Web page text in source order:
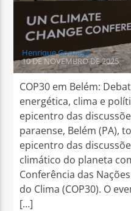
Henrique Gonzaga
10 DE NOVEMBRO DE 2025
COP30 em Belém:
energética, clima e
epicentro das
paraense, Belém (PA),
epicentro das
climático do planeta
Conferência das
do Clima (COP30). O
[…]